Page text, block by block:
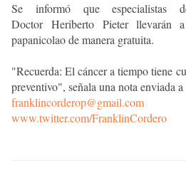
Se informó que especialistas
Doctor Heriberto Pieterllevarán
papanicolao de manera gratuita.
"Recuerda: El cáncer a tiempo tiene
preventivo", señala una nota enviada a
franklincorderop@gmail.com
www.twitter.com/FranklinCordero